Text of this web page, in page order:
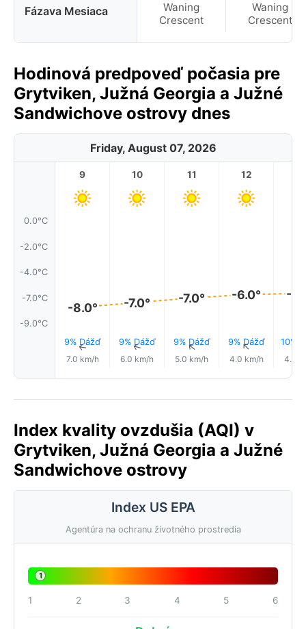
Fázava Mesiaca
Waning
Crescent
Waning
Crescent
Hodinová predpoveď počasia pre
Grytviken, Južná Georgia a Južné
Sandwichove ostrovy dnes
Friday, August 07, 2026
0.0°C
-2.0°C
-4.0°C
-7.0°C
-9.0°C
9
-8.0°
9% Dážď
↑
7.0 km/h
10
-7.0°
9% Dážď
↑
6.0 km/h
11
-7.0°
9% Dážď
↑
5.0 km/h
12
-6.0°
9% Dážď
↑
4.0 km/h
-
10%
4.0
Index kvality ovzdušia (AQI) v
Grytviken, Južná Georgia a Južné
Sandwichove ostrovy
Index US EPA
Agentúra na ochranu životného prostredia
1
1 2 3 4 5 6